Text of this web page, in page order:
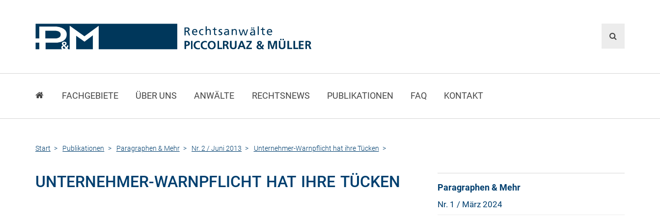
FACHGEBIETE ÜBER UNS ANWÄLTE RECHTSNEWS PUBLIKATIONEN FAQ KONTAKT
Start Publikationen Paragraphen & Mehr Nr. 2 / Juni 2013 Unternehmer-Warnpflicht hat ihre Tücken
UNTERNEHMER-WARNPFLICHT HAT IHRE TÜCKEN
Paragraphen & Mehr
Nr. 1 / März 2024